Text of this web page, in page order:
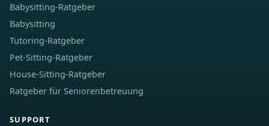
Babysitting-Ratgeber
Babysitting
Tutoring-Ratgeber
Pet-Sitting-Ratgeber
House-Sitting-Ratgeber
Ratgeber für Seniorenbetreuung
SUPPORT